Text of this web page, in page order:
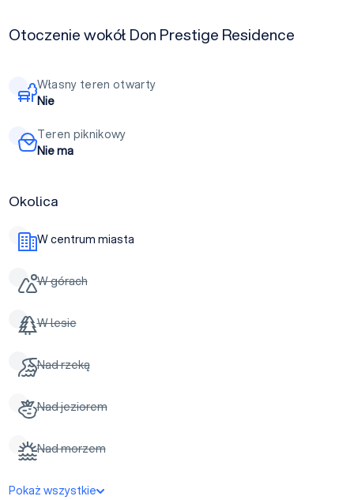
Otoczenie wokół Don Prestige Residence
Własny teren otwarty
Nie
Teren piknikowy
Nie ma
Okolica
W centrum miasta
W górach
W lesie
Nad rzeką
Nad jeziorem
Nad morzem
Pokaż wszystkie